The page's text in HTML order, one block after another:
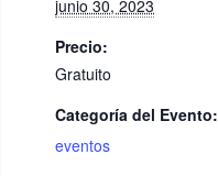
junio 30, 2023
Precio:
Gratuito
Categoría del Evento:
eventos